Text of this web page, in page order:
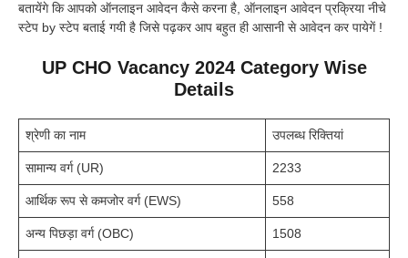
बतायेंगे कि आपको ऑनलाइन आवेदन कैसे करना है, ऑनलाइन आवेदन प्रक्रिया नीचे
स्टेप by स्टेप बताई गयी है जिसे पढ़कर आप बहुत ही आसानी से आवेदन कर पायेगें !
UP CHO Vacancy 2024 Category Wise
Details
श्रेणी का नाम उपलब्ध रिक्तियां
सामान्य वर्ग (UR) 2233
आर्थिक रूप से कमजोर वर्ग (EWS) 558
अन्य पिछड़ा वर्ग (OBC) 1508